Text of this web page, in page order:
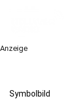
Anzeige
Symbolbild